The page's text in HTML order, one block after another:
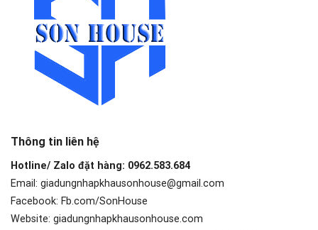
Thông tin liên hệ
Hotline/ Zalo đặt hàng: 0962.583.684
Email: giadungnhapkhausonhouse@gmail.com
Facebook: Fb.com/SonHouse
Website: giadungnhapkhausonhouse.com